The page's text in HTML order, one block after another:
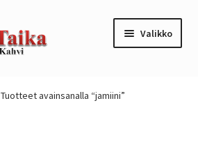
Valikko
Tuotteet avainsanalla “jamiini”